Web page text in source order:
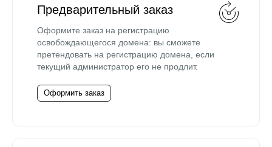
Предварительный заказ
Оформите заказ на регистрацию
освобождающегося домена: вы сможете
претендовать на регистрацию домена, если
текущий администратор его не продлит.
Оформить заказ